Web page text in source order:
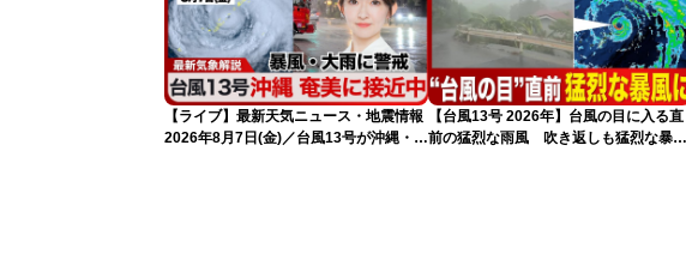
【ライブ】最新天気ニュース・地震情報
2026年8月7日(金)／台風13号が沖縄・奄
【台風13号 2026年】台風の目に入る直
前の猛烈な雨風 吹き返しも猛烈な暴風